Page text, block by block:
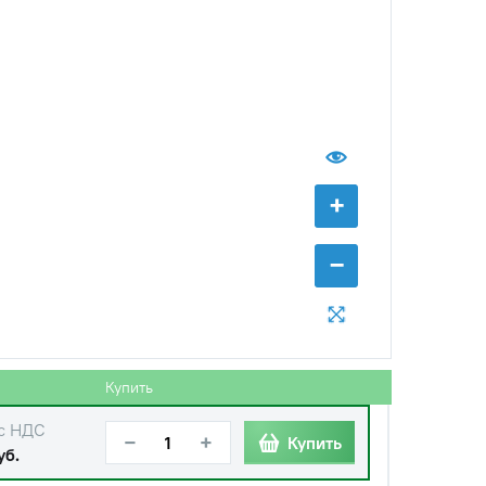
+
−
Купить
Купить
Купить
НДС
− + Купить
НДС
− + Купить